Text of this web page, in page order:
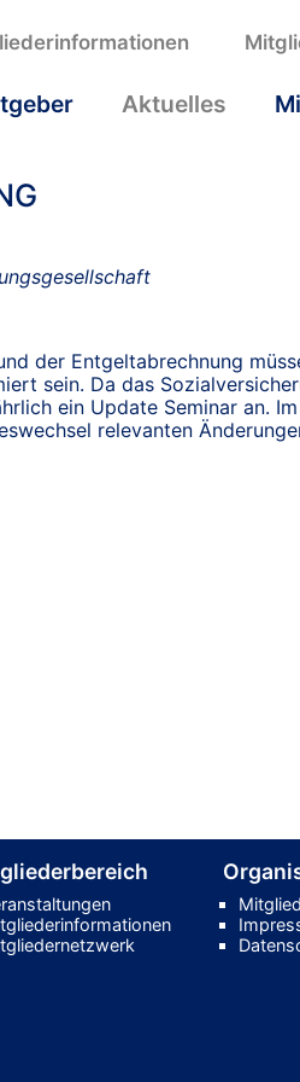
Aktuelles
der Entgeltabrechnung
sein. Da das
ein Update Seminar an.
relevanten